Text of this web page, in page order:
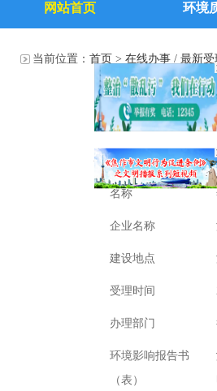
网站首页 环境
当前位置： 首页 > 在线办事 / 最新受
名称
企业名称
建设地点
受理时间
办理部门
环境影响报告书
（表）